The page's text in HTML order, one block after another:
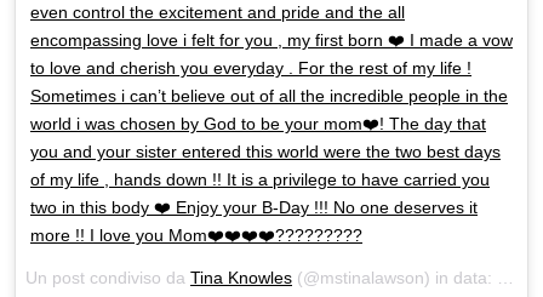
even control the excitement and pride and the all
encompassing love i felt for you , my first born ❤️ I made a vow
to love and cherish you everyday . For the rest of my life !
Sometimes i can’t believe out of all the incredible people in the
world i was chosen by God to be your mom❤️! The day that
you and your sister entered this world were the two best days
of my life , hands down !! It is a privilege to have carried you
two in this body ❤️ Enjoy your B-Day !!! No one deserves it
more !! I love you Mom❤️❤️❤️❤️?????????
Un post condiviso da Tina Knowles (@mstinalawson) in data: